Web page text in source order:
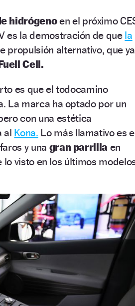
hidrógenoen el próximo
es la demostración de que la
propulsión alternativo, que ya
Cell.
es que el todocamino
La marca ha optado por un
con una estética
al Kona. Lo más llamativo es
y una gran parrilla en
visto en los últimos